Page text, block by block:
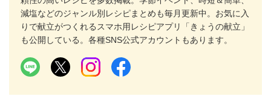
減塩などのジャンル別レシピまとめも毎月更新中。お気に入
りで献立がつくれるスマホ用レシピアプリ「きょうの献立」
も公開している。各種SNS公式アカウントもあります。